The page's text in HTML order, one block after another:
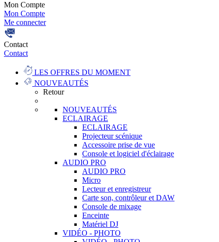
Mon Compte
Mon Compte
Me connecter
Contact
Contact
LES OFFRES DU MOMENT
NOUVEAUTÉS
Retour
NOUVEAUTÉS
ECLAIRAGE
ECLAIRAGE
Projecteur scénique
Accessoire prise de vue
Console et logiciel d'éclairage
AUDIO PRO
AUDIO PRO
Micro
Lecteur et enregistreur
Carte son, contrôleur et DAW
Console de mixage
Enceinte
Matériel DJ
VIDÉO - PHOTO